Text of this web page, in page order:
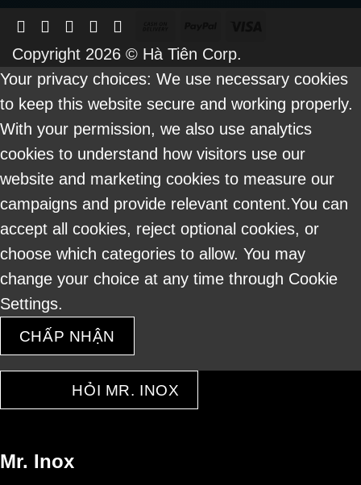
On
Delivery
Copyright 2026 © Hà Tiên Corp.
Your privacy choices: We use necessary cookies
to keep this website secure and working properly.
With your permission, we also use analytics
cookies to understand how visitors use our
website and marketing cookies to measure our
campaigns and provide relevant content.You can
accept all cookies, reject optional cookies, or
choose which categories to allow. You may
change your choice at any time through Cookie
Settings.
CHẤP NHẬN
HỎI MR. INOX
Mr. Inox